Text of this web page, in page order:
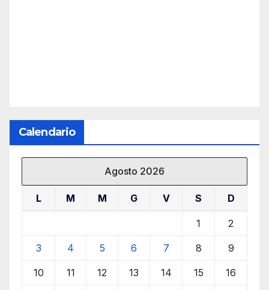
Calendario
Agosto 2026
L M M G V S D
1 2
3 4 5 6 7 8 9
10 11 12 13 14 15 16